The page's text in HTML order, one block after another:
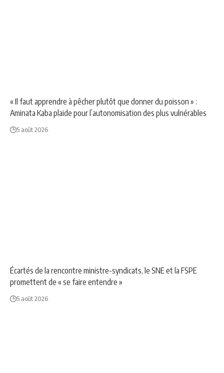
« Il faut apprendre à pêcher plutôt que donner du poisson » :
Aminata Kaba plaide pour l’autonomisation des plus vulnérables
5 août 2026
Écartés de la rencontre ministre-syndicats, le SNE et la FSPE
promettent de « se faire entendre »
5 août 2026